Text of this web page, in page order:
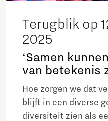
Terugblik op
2025
‘Samen
van betekenis
Hoe zorgen we dat
blijft in een diverse
diversiteit zien als